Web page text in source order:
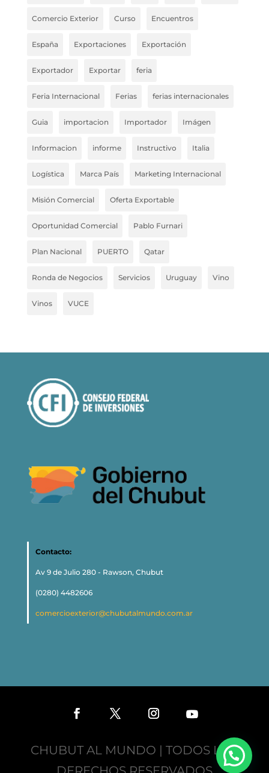
Comercio Exterior Curso Encuentros
España Exportaciones Exportación
Exportador Exportar feria
Feria Internacional Ferias ferias internacionales
Guia importacion Importador Imágen
Informacion informe Instructivo Italia
Logística Marca País Marketing Internacional
Misión Comercial Oferta Exportable
Oportunidad Comercial Pablo Furnari
Plan Nacional PUERTO Qatar
Ronda de Negocios Servicios Uruguay Vino
Vinos VUCE
Contacto:
Av 9 de Julio 280 - Rawson, Chubut
(0280) 4482606
comercioexterior@chubutalmundo.com.ar
CHUBUT AL MUNDO | TODOS LOS